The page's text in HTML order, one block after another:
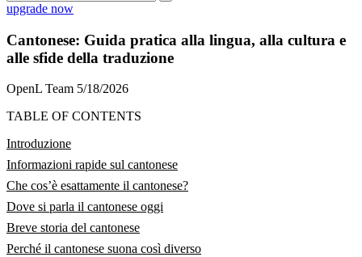
upgrade now
Cantonese: Guida pratica alla lingua, alla cultura e
alle sfide della traduzione
OpenL Team 5/18/2026
TABLE OF CONTENTS
Introduzione
Informazioni rapide sul cantonese
Che cos’è esattamente il cantonese?
Dove si parla il cantonese oggi
Breve storia del cantonese
Perché il cantonese suona così diverso